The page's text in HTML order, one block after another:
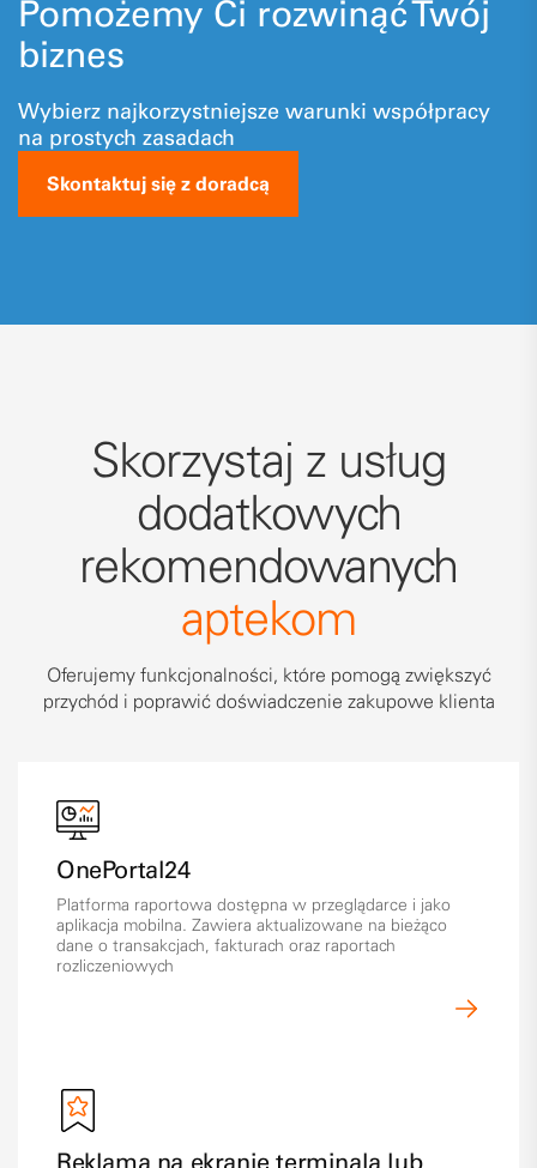
Pomożemy Ci rozwinąć Twój
biznes
Wybierz najkorzystniejsze warunki współpracy
na prostych zasadach
Skontaktuj się z doradcą
Skorzystaj z usług
dodatkowych
rekomendowanych
aptekom
Oferujemy funkcjonalności, które pomogą zwiększyć
przychód i poprawić doświadczenie zakupowe klienta
OnePortal24
Platforma raportowa dostępna w przeglądarce i jako
aplikacja mobilna. Zawiera aktualizowane na bieżąco
dane o transakcjach, fakturach oraz raportach
rozliczeniowych
Reklama na ekranie terminala lub